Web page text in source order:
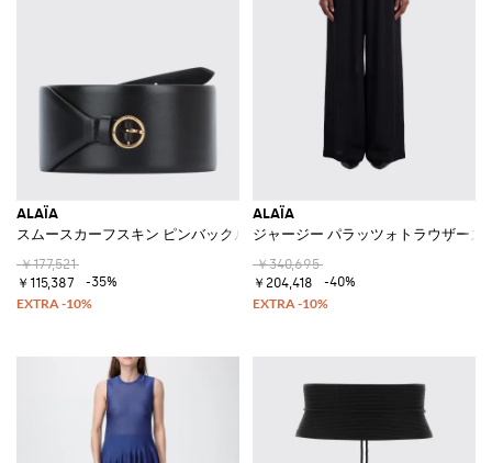
ALAÏA
スムースカーフスキン ピンバックル ワイドベルト
￥177,521
￥115,387
-35%
ALAÏA
ジャージー パラッツォトラウザーズ
￥340,695
￥204,418
-40%